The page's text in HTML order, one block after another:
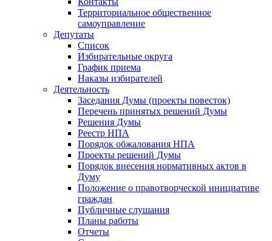
Территориальное общественное
самоуправление
Депутаты
Список
Избирательные округа
График приема
Наказы избирателей
Деятельность
Заседания Думы (проекты повесток)
Перечень принятых решений Думы
Решения Думы
Реестр НПА
Порядок обжалования НПА
Проекты решений Думы
Порядок внесения нормативных актов в
Думу
Положение о правотворческой инициативе
граждан
Публичные слушания
Планы работы
Отчеты